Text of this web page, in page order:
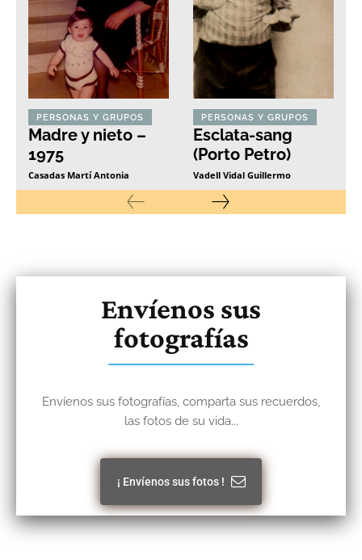
PERSONAS Y GRUPOS
Madre y nieto –
1975
Casadas Martí Antonia
PERSONAS Y GRUPOS
Esclata-sang
(Porto Petro)
Vadell Vidal Guillermo
Envíenos sus
fotografías
Envíenos sus fotografías, comparta sus recuerdos,
las fotos de su vida...
¡ Envíenos sus fotos !